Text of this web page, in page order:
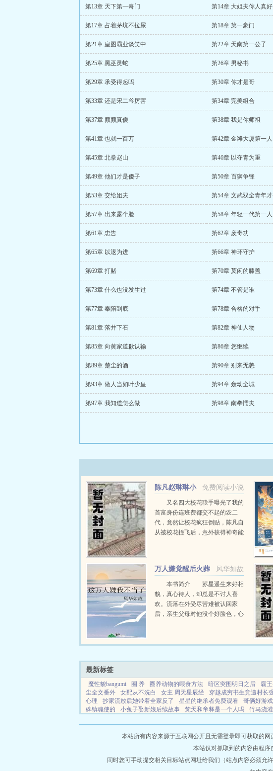
第13章 天下第一奇门 第14章 大姐夫你人真好
第17章 占着茅坑不拉屎 第18章 第一豪门
第21章 皇图霸业谈笑中 第22章 天南第一公子
第25章 黑巫灵蛇 第26章 男秘书
第29章 承受得起吗 第30章 你才是哥
第33章 还是宋二爷厉害 第34章 完美组合
第37章 颜颜真傻 第38章 我是你师祖
第41章 也就一百万 第42章 金滩大厦第一人
第45章 北拳赵山 第46章 以夺青为重
第49章 他们才是傻子 第50章 百狮争锋
第53章 交给姐夫 第54章 文武双全青年
第57章 出来露个脸 第58章 年轻一代第一人
第61章 忠告 第62章 废毒功
第65章 以退为进 第66章 神环守护
第69章 打赌 第70章 莫闲的膝盖
第73章 什么也没发生过 第74章 不管是谁
第77章 奉陪到底 第78章 合格的对手
第81章 落井下石 第82章 神仙人物
第85章 向黄家道歉认输 第86章 您继续
第89章 楚尘的酒 第90章 别来无恙
第93章 做人当如叶少皇 第94章 轰动全城
第97章 我知道怎么做 第98章 南拳懦夫
免费阅读小说
陈凡赵琳琳小
又名四大校花联手曝光了我的
首富身份连班费都交不起的农二
代，竟然让校花疯狂倒贴，陈凡自
从被校花撞飞后，意外获得神奇能
风华如故
万人嫌觉醒后火葬
全员本书简介 苏星遥生来好相
貌，真心待人，却总是不讨人喜
欢。流落在外受尽苦难被认回家
后，亲生父母对他没个好脸色，心
对他的肆意霸凌和抹黑。就连他...
最新标签
魔性貌bangumi 圈 养 圈养动物的喂食方法 暗区突围明日之后 霸
尘全文番外
女配从不洗白 女主 周天星辰经 穿越成穷书生竞遭村长
心理
抄家流放后她带着全家反了 星星的继承者免费观看 哥俩好游
碑镇魂使的
小兔子娶新娘后续故事 梵天和帝释是一个人吗 竹马浇
男友是Al
高门贵女日常 黑欲斗技场最新章节更新时间表 魔性人是
被抄家流放后家族神明来救场 网站地图
本站所有内容来源于互联网公开且无需登录即可获取的网
本站仅对抓取到的内容由程序
同时您可手动提交相关目标站点网址给我们（站点内容必须允